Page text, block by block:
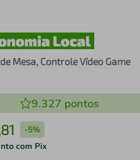
Mesa, Controle Vídeo Game
9.327 pontos
81 -5%
com Pix